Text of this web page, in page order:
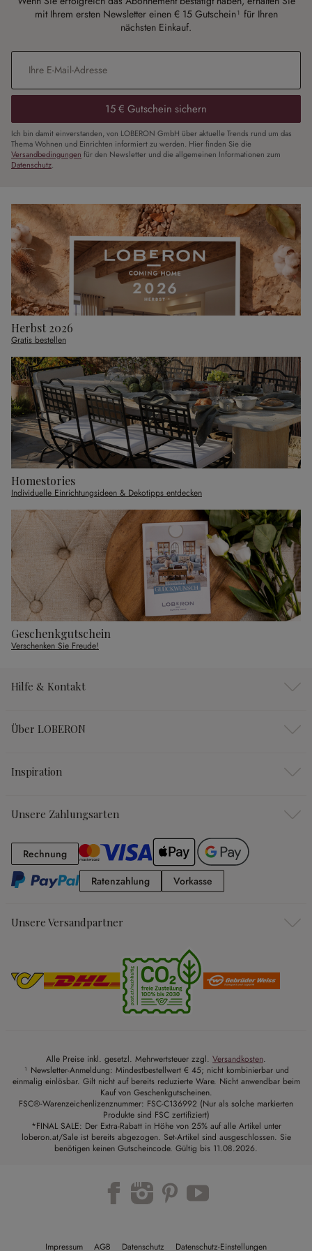
mit Ihrem ersten Newsletter einen € 15 Gutschein¹ für Ihren
nächsten Einkauf.
E-Mail-Adresse
15 € Gutschein sichern
Ich bin damit einverstanden, von LOBERON GmbH über aktuelle Trends rund um das
Thema Wohnen und Einrichten informiert zu werden. Hier finden Sie die
Versandbedingungen für den Newsletter und die allgemeinen Informationen zum
Datenschutz.
Herbst 2026
Gratis bestellen
Homestories
Individuelle Einrichtungsideen & Dekotipps entdecken
Geschenkgutschein
Verschenken Sie Freude!
Hilfe & Kontakt
Über LOBERON
Inspiration
Unsere Zahlungsarten
RechnungRechnung
RatenzahlungRatenzahlung
Vorkasse
Unsere Versandpartner
Alle Preise inkl. gesetzl. Mehrwertsteuer zzgl. Versandkosten.
¹ Newsletter-Anmeldung: Mindestbestellwert € 45; nicht kombinierbar und
einmalig einlösbar. Gilt nicht auf bereits reduzierte Ware. Nicht anwendbar beim
Kauf von Geschenkgutscheinen.
FSC®-Warenzeichenlizenznummer: FSC-C136992 (Nur als solche markierten
Produkte sind FSC zertifiziert)
*FINAL SALE: Der Extra-Rabatt in Höhe von 25% auf alle Artikel unter
loberon.at/Sale ist bereits abgezogen. Set-Artikel sind ausgeschlossen. Sie
benötigen keinen Gutscheincode. Gültig bis 11.08.2026.
Impressum AGB Datenschutz Datenschutz-Einstellungen